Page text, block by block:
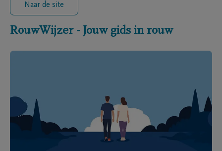
Naar de site
RouwWijzer - Jouw gids in rouw